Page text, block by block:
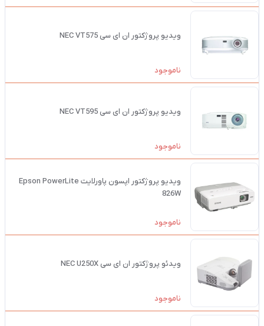
ویدیو پروژکتور ان ای سی NEC VT575
ناموجود
ویدیو پروژکتور ان ای سی NEC VT595
ناموجود
ویدیو پروژکتور اپسون پاورلایت Epson PowerLite
826W
ناموجود
ویدئو پروژکتور ان ای سی NEC U250X
ناموجود